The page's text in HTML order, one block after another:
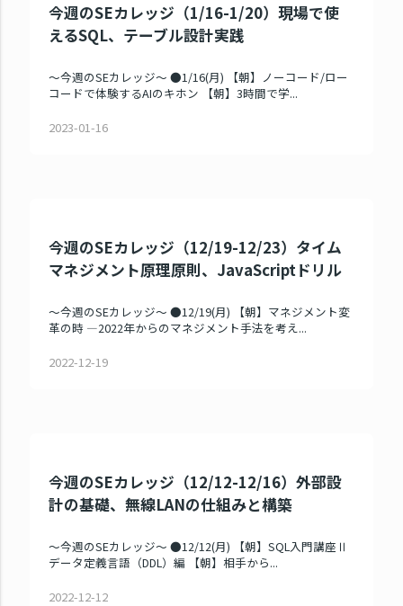
今週のSEカレッジ（1/16-1/20）現場で使
えるSQL、テーブル設計実践
～今週のSEカレッジ～ ●1/16(月) 【朝】ノーコード/ロー
コードで体験するAIのキホン 【朝】3時間で学...
2023-01-16
今週のSEカレッジ（12/19-12/23）タイム
マネジメント原理原則、JavaScriptドリル
～今週のSEカレッジ～ ●12/19(月) 【朝】マネジメント変
革の時 ―2022年からのマネジメント手法を考え...
2022-12-19
今週のSEカレッジ（12/12-12/16）外部設
計の基礎、無線LANの仕組みと構築
～今週のSEカレッジ～ ●12/12(月) 【朝】SQL入門講座Ⅱ
データ定義言語（DDL）編 【朝】相手から...
2022-12-12